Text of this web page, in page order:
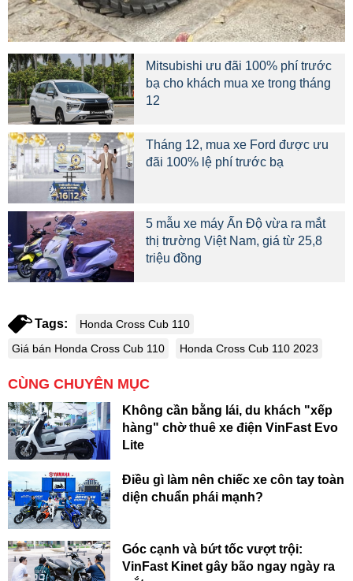
Mitsubishi ưu đãi 100% phí trước
bạ cho khách mua xe trong tháng
12
Tháng 12, mua xe Ford được ưu
đãi 100% lệ phí trước bạ
5 mẫu xe máy Ấn Độ vừa ra mắt
thị trường Việt Nam, giá từ 25,8
triệu đồng
Tags:
Honda Cross Cub 110
Giá bán Honda Cross Cub 110
Honda Cross Cub 110 2023
CÙNG CHUYÊN MỤC
Không cần bằng lái, du khách "xếp
hàng" chờ thuê xe điện VinFast Evo
Lite
Điều gì làm nên chiếc xe côn tay toàn
diện chuẩn phái mạnh?
Góc cạnh và bứt tốc vượt trội:
VinFast Kinet gây bão ngay ngày ra